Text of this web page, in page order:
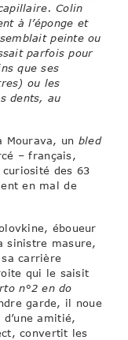
Colin
à l’éponge et
peinte ou
parfois pour
que ses
ou les
dents, au
Mourava, un bled
– français,
des 63
en mal de
éboueur
sinistre masure,
carrière
qui le saisit
n°2 en do
garde, il noue
amitié,
convertit les